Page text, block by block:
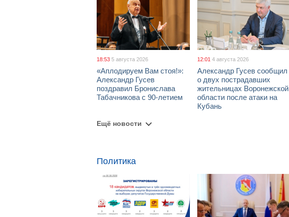
18:53 5 августа 2026
«Аплодируем Вам стоя!»:
Александр Гусев
поздравил Бронислава
Табачникова с 90-летием
12:01 4 августа 2026
Александр Гусев сообщил
о двух пострадавших
жительницах Воронежской
области после атаки на
Кубань
Ещё новости
Политика